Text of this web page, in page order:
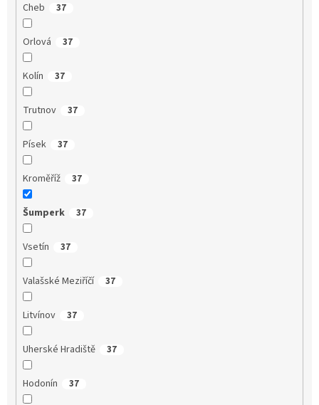
Cheb 37
Orlová 37
Kolín 37
Trutnov 37
Písek 37
Kroměříž 37
Šumperk 37
Vsetín 37
Valašské Meziříčí 37
Litvínov 37
Uherské Hradiště 37
Hodonín 37